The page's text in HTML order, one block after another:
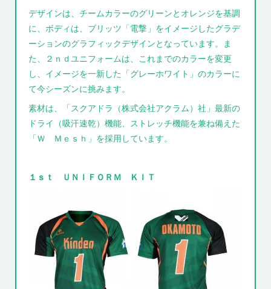
デザインは、チームカラーのグリーンとオレンジを基調
に、ボディは、ブリッツ「電撃」をイメージしたグラデ
ーションのグラフィックデザインとなっています。ま
た、２ｎｄユニフォームは、これまでのカラーを変更
し、イメージを一新した「グレーホワイト」のカラーに
て今シーズンに挑みます。
素材は、「スクアドラ（株式会社アクラム）社」最新の
ドライ（吸汗速乾）機能、ストレッチ機能を兼ね備えた
「Ｗ Ｍｅｓｈ」を採用しています。
１ｓｔ ＵＮＩＦＯＲＭ ＫＩＴ